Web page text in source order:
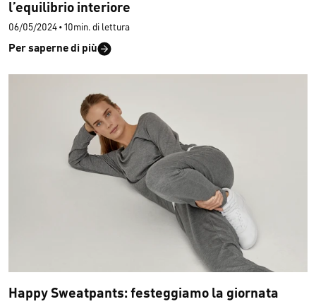
l’equilibrio interiore
06/05/2024 • 10min. di lettura
Per saperne di più
Happy Sweatpants: festeggiamo la giornata